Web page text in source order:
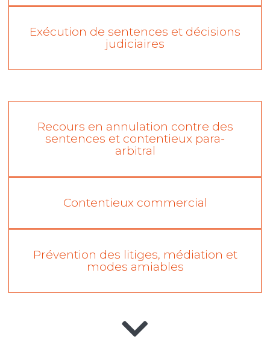
Exécution de sentences et décisions
judiciaires
Recours en annulation contre des
sentences et contentieux para-
arbitral
Contentieux commercial
Prévention des litiges, médiation et
modes amiables